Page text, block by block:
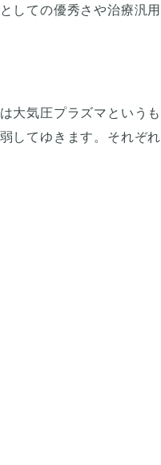
しての優秀さや治療汎用
大気圧プラズマというも
してゆきます。それぞれ